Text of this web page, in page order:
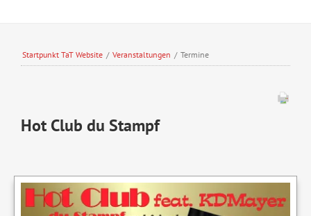
Startpunkt TaT Website / Veranstaltungen / Termine
Hot Club du Stampf